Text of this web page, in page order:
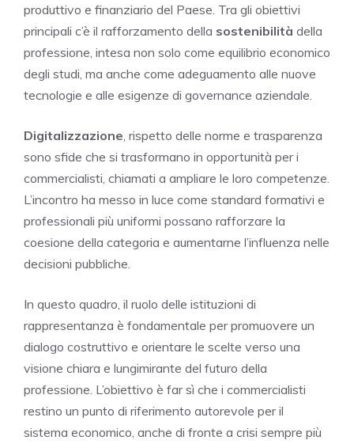
produttivo e finanziario del Paese. Tra gli obiettivi
principali c’è il rafforzamento della sostenibilità della
professione, intesa non solo come equilibrio economico
degli studi, ma anche come adeguamento alle nuove
tecnologie e alle esigenze di governance aziendale.
Digitalizzazione , rispetto delle norme e trasparenza
sono sfide che si trasformano in opportunità per i
commercialisti, chiamati a ampliare le loro competenze.
L’incontro ha messo in luce come standard formativi e
professionali più uniformi possano rafforzare la
coesione della categoria e aumentarne l’influenza nelle
decisioni pubbliche.
In questo quadro, il ruolo delle istituzioni di
rappresentanza è fondamentale per promuovere un
dialogo costruttivo e orientare le scelte verso una
visione chiara e lungimirante del futuro della
professione. L’obiettivo è far sì che i commercialisti
restino un punto di riferimento autorevole per il
sistema economico, anche di fronte a crisi sempre più